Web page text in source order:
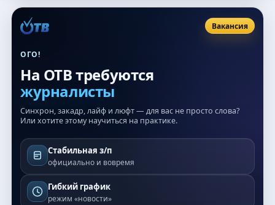
Вакансия
ОГО!
На ОТВ требуются
журналисты
Синхрон, закадр, лайф и люфт — для вас не просто слова?
Или хотите этому научиться на практике.
Стабильная з/п
официально и вовремя
Гибкий график
режим «новости»